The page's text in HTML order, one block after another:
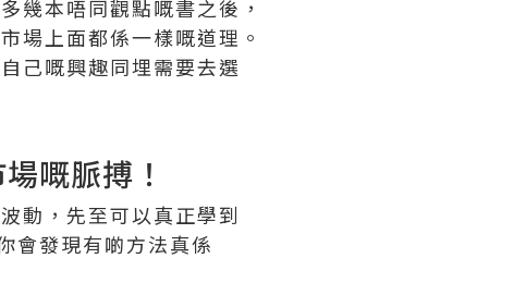
幾本唔同觀點嘅書之後，
場上面都係一樣嘅道理。
己嘅興趣同埋需要去選
嘅脈搏！
動，先至可以真正學到
會發現有啲方法真係